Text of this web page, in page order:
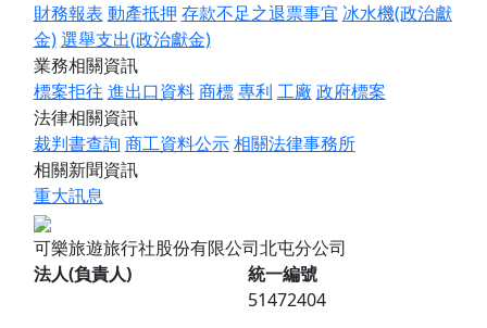
財務報表 動產抵押 存款不足之退票事宜 冰水機(政治獻
金)選舉支出(政治獻金)
業務相關資訊
標案拒往 進出口資料商標專利 工廠 政府標案
法律相關資訊
裁判書查詢 商工資料公示相關法律事務所
相關新聞資訊
重大訊息
可樂旅遊旅行社股份有限公司北屯分公司
法人(負責人)
統一編號
51472404